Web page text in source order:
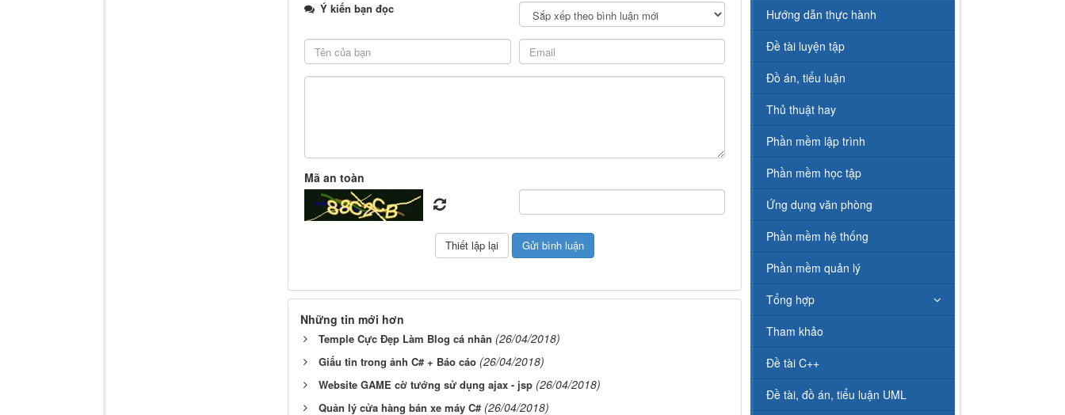
Ý kiến bạn đọc
Mã an toàn
Những tin mới hơn
Temple Cực Đẹp Làm Blog cá nhân (26/04/2018)
Giấu tin trong ảnh C# + Báo cáo (26/04/2018)
Website GAME cờ tướng sử dụng ajax - jsp (26/04/2018)
Quản lý cửa hàng bán xe máy C# (26/04/2018)
Hướng dẫn thực hành
Đề tài luyện tập
Đồ án, tiểu luận
Thủ thuật hay
Phần mềm lập trình
Phần mềm học tập
Ứng dụng văn phòng
Phần mềm hệ thống
Phần mềm quản lý
Tổng hợp
Tham khảo
Đề tài C++
Đề tài, đồ án, tiểu luận UML